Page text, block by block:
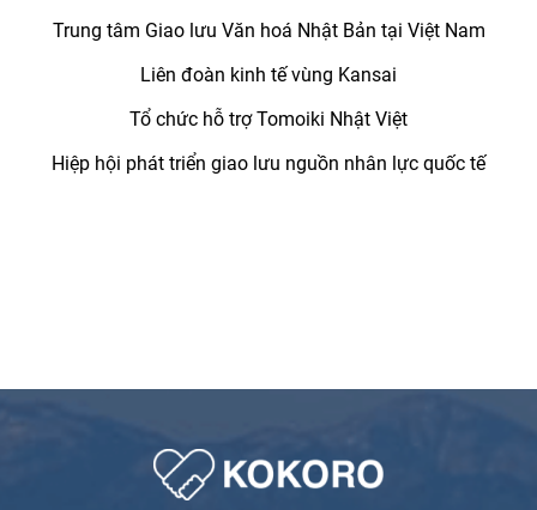
Trung tâm Giao lưu Văn hoá Nhật Bản tại Việt Nam
Liên đoàn kinh tế vùng Kansai
Tổ chức hỗ trợ Tomoiki Nhật Việt
Hiệp hội phát triển giao lưu nguồn nhân lực quốc tế